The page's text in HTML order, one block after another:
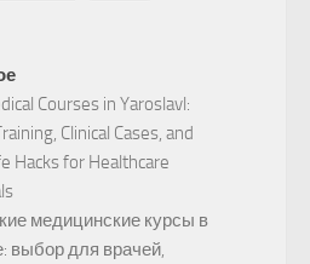
Courses in Yaroslavl:
Clinical Cases, and
Hacks for Healthcare
медицинские курсы в
выбор для врачей,